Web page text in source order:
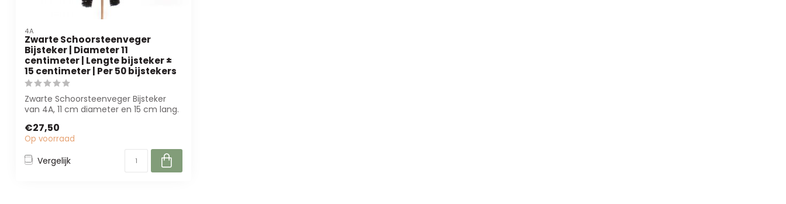
4A
Zwarte Schoorsteenveger
Bijsteker | Diameter 11
centimeter | Lengte bijsteker ±
15 centimeter | Per 50 bijstekers
Zwarte Schoorsteenveger Bijsteker
van 4A, 11 cm diameter en 15 cm lang.
€27,50
Op voorraad
Vergelijk